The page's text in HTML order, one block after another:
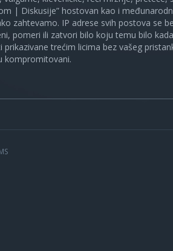
| Diskusije” hostovan kao i
zahtevamo. IP adrese svih postova se
pomeri ili zatvori bilo koju temu bilo
trećim licima bez vašeg
kompromitovani.